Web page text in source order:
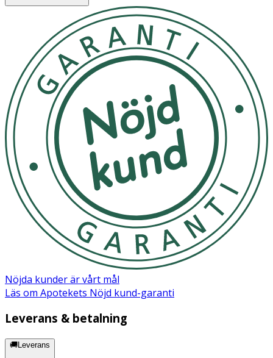
storlek.
Avlägsnande
Förbandet bör bytas när det är kliniskt indikerat (läckage,
blödning, tilltagande smärta eller misstanke om
infektion). AQUACEL® Foam förband kan sitta på i upp till
7 dagar.
Såret rengöres med lämpliga intervaller och enligt lokala
rutiner. Vid avlägsnande av förbandet, tryck försiktigt ner
huden vid ett av hörn på förbandet och lossa hörnet.
Upprepa momentet tills alla hörn är lossade. Lyft
försiktigt bort förbandet.
Nöjda kunder är vårt mål
Läs om Apotekets Nöjd kund-garanti
Leverans & betalning
🚚Leverans